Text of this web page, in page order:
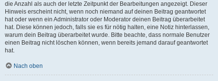
die Anzahl als auch der letzte Zeitpunkt der Bearbeitungen angezeigt. Dieser
Hinweis erscheint nicht, wenn noch niemand auf deinen Beitrag geantwortet
hat oder wenn ein Administrator oder Moderator deinen Beitrag überarbeitet
hat. Diese können jedoch, falls sie es für nötig halten, eine Notiz hinterlassen,
warum dein Beitrag überarbeitet wurde. Bitte beachte, dass normale Benutzer
einen Beitrag nicht löschen können, wenn bereits jemand darauf geantwortet
hat.
Nach oben